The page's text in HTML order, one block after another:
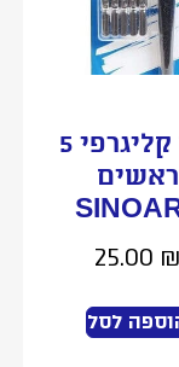
סט קליגרפי 5
ראשים
25.00₪
לסל